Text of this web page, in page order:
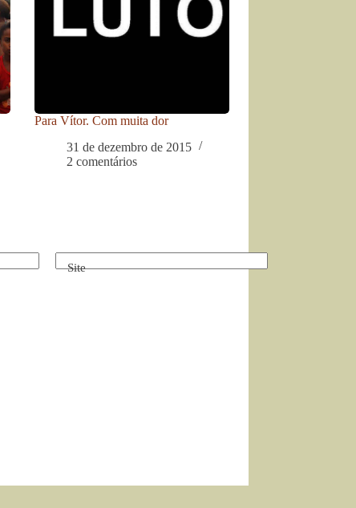
Para Vítor. Com muita dor
31 de dezembro de 2015
2 comentários
Site